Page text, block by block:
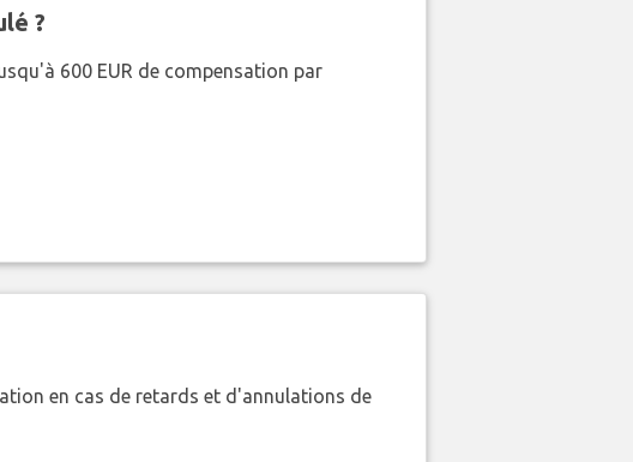
?
600 EUR de compensation par
en cas de retards et d'annulations de